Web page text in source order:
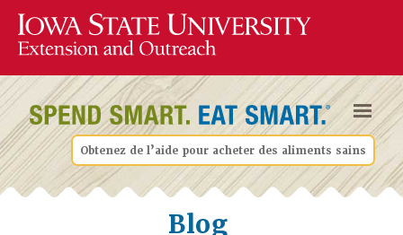
Obtenez de l’aide pour acheter des aliments sains
Blog